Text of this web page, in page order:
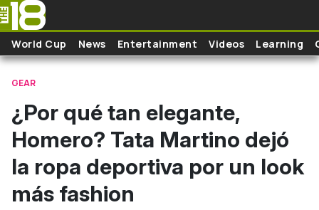
Skip to main content
World Cup News Entertainment Videos Learning
GEAR
¿Por qué tan elegante,
Homero? Tata Martino dejó
la ropa deportiva por un look
más fashion